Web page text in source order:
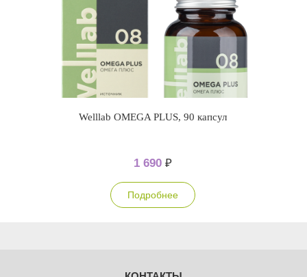
Welllab OMEGA PLUS, 90 капсул
1 690 ₽
Подробнее